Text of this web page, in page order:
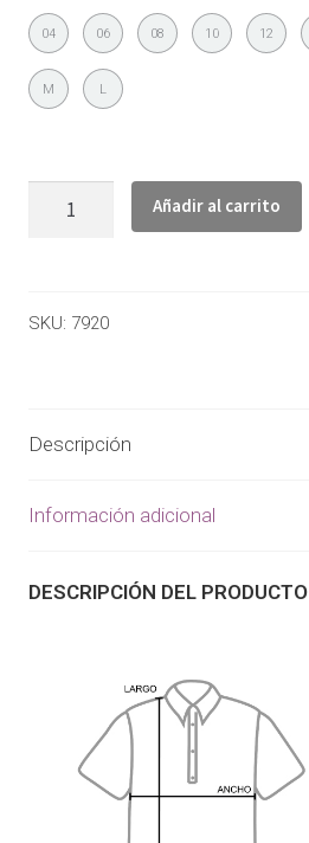
04 06 08 10 12
M L
Añadir al carrito
SKU: 7920
Descripción
Información adicional
DESCRIPCIÓN DEL PRODUCTO